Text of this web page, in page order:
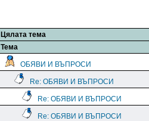
Цялата тема
Тема
ОБЯВИ И ВЪПРОСИ
Re: ОБЯВИ И ВЪПРОСИ
Re: ОБЯВИ И ВЪПРОСИ
Re: ОБЯВИ И ВЪПРОСИ